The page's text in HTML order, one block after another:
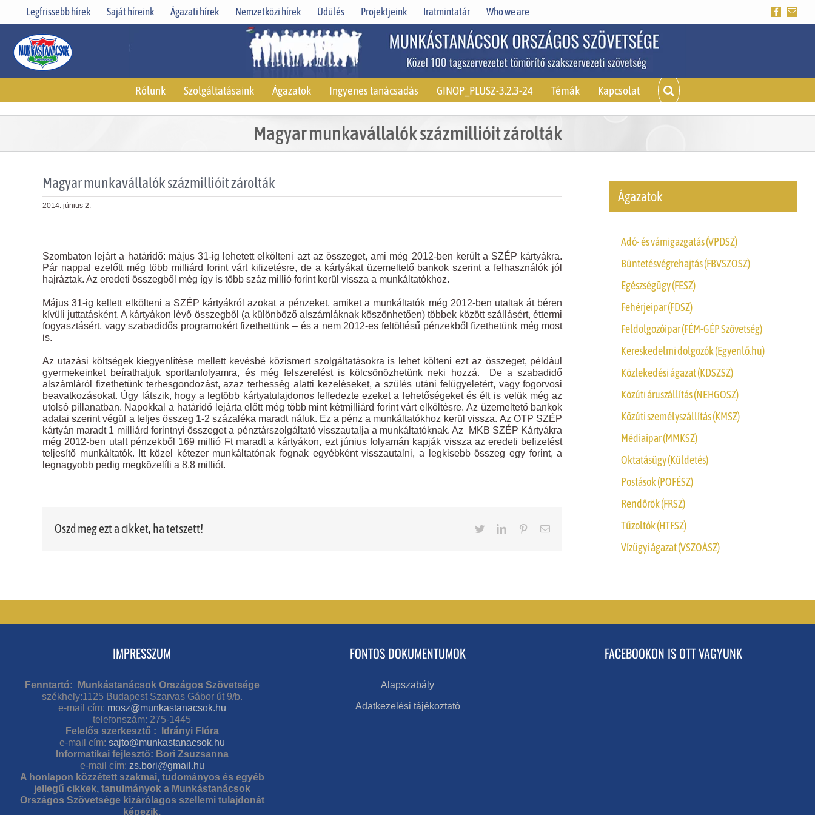
Legfrissebb hírek Saját híreink Ágazati hírek Nemzetközi hírek Üdülés Projektjeink Iratmintatár Who we are Facebook
Rólunk Szolgáltatásaink Ágazatok Ingyenes tanácsadás GINOP_PLUSZ-3.2.3-24 Témák Kapcsolat
Magyar munkavállalók százmillióit zárolták
Magyar munkavállalók százmillióit zárolták
2014. június 2.
Image
Szombaton lejárt a határidő: május 31-ig lehetett elkölteni azt az összeget, ami még 2012-ben került a SZÉP kártyákra.
Pár nappal ezelőtt még több milliárd forint várt kifizetésre, de a kártyákat üzemeltető bankok szerint a felhasználók jól
hajráztak. Az eredeti összegből még így is több száz millió forint kerül vissza a munkáltatókhoz.
Május 31-ig kellett elkölteni a SZÉP kártyákról azokat a pénzeket, amiket a munkáltatók még 2012-ben utaltak át béren
kívüli juttatásként. A kártyákon lévő összegből (a különböző alszámláknak köszönhetően) többek között szállásért, éttermi
fogyasztásért, vagy szabadidős programokért fizethettünk – és a nem 2012-es feltöltésű pénzekből fizethetünk még most
is.
Az utazási költségek kiegyenlítése mellett kevésbé közismert szolgáltatásokra is lehet költeni ezt az összeget, például
gyermekeinket beírathatjuk sporttanfolyamra, és még felszerelést is kölcsönözhetünk neki hozzá. De a szabadidő
alszámláról fizethetünk terhesgondozást, azaz terhesség alatti kezeléseket, a szülés utáni felügyeletért, vagy fogorvosi
beavatkozásokat. Úgy látszik, hogy a legtöbb kártyatulajdonos felfedezte ezeket a lehetőségeket és élt is velük még az
utolsó pillanatban. Napokkal a határidő lejárta előtt még több mint kétmilliárd forint várt elköltésre. Az üzemeltető bankok
adatai szerint végül a teljes összeg 1-2 százaléka maradt náluk. Ez a pénz a munkáltatókhoz kerül vissza. Az OTP SZÉP
kártyán maradt 1 milliárd forintnyi összeget a pénztárszolgáltató visszautalja a munkáltatóknak. Az MKB SZÉP Kártyákra
még 2012-ben utalt pénzekből 169 millió Ft maradt a kártyákon, ezt június folyamán kapják vissza az eredeti befizetést
teljesítő munkáltatók. Itt közel kétezer munkáltatónak fognak egyébként visszautalni, a legkisebb összeg egy forint, a
legnagyobb pedig megközelíti a 8,8 milliót.
Oszd meg ezt a cikket, ha tetszett! TwitterLinkedInPinterestEmail
Ágazatok
Adó- és vámigazgatás (VPDSZ)
Büntetésvégrehajtás (FBVSZOSZ)
Egészségügy (FESZ)
Fehérjeipar (FDSZ)
Feldolgozóipar (FÉM-GÉP Szövetség)
Kereskedelmi dolgozók (Egyenlő.hu)
Közlekedési ágazat (KDSZSZ)
Közúti áruszállítás (NEHGOSZ)
Közúti személyszállítás (KMSZ)
Médiaipar (MMKSZ)
Oktatásügy (Küldetés)
Postások (POFÉSZ)
Rendőrök (FRSZ)
Tűzoltók (HTFSZ)
Vízügyi ágazat (VSZOÁSZ)
IMPRESSZUM
Fenntartó: Munkástanácsok Országos Szövetsége
székhely:1125 Budapest Szarvas Gábor út 9/b.
e-mail cím: mosz@munkastanacsok.hu
telefonszám: 275-1445
Felelős szerkesztő : Idrányi Flóra
e-mail cím: sajto@munkastanacsok.hu
Informatikai fejlesztő: Bori Zsuzsanna
e-mail cím: zs.bori@gmail.hu
A honlapon közzétett szakmai, tudományos és egyéb
jellegű cikkek, tanulmányok a Munkástanácsok
Országos Szövetsége kizárólagos szellemi tulajdonát
képezik.
FONTOS DOKUMENTUMOK
Alapszabály
Adatkezelési tájékoztató
FACEBOOKON IS OTT VAGYUNK